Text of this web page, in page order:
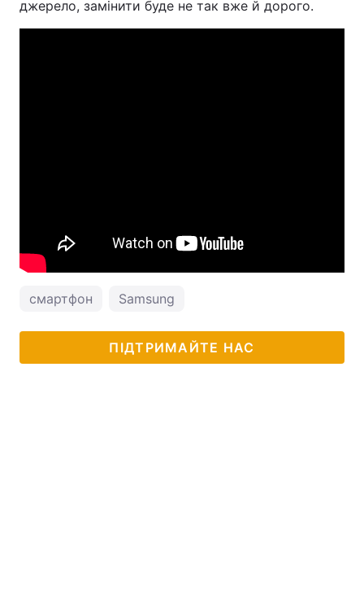
джерело, замінити буде не так вже й дорого.
смартфон Samsung
ПІДТРИМАЙТЕ НАС